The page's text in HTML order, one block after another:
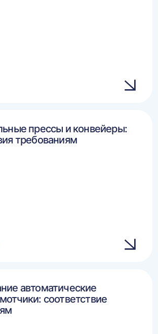
прессы и конвейеры:
требованиям
автоматические
соответствие